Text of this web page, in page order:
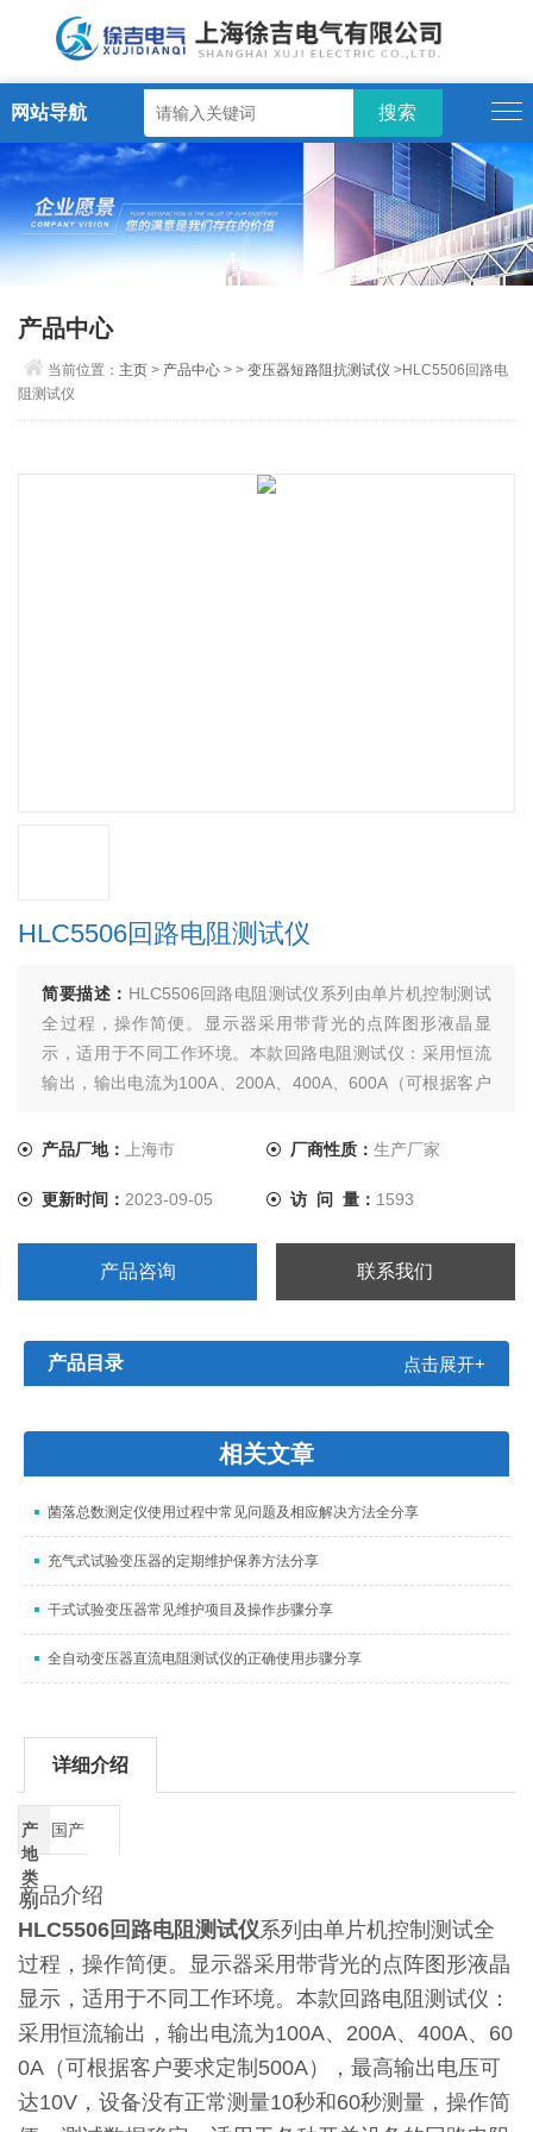
网站导航
产品中心
当前位置： 主页 > 产品中心 > >变压器短路阻抗测试仪 >HLC5506回路电
阻测试仪
HLC5506回路电阻测试仪
简要描述： HLC5506回路电阻测试仪系列由单片机控制测试
全过程，操作简便。显示器采用带背光的点阵图形液晶显
示，适用于不同工作环境。本款回路电阻测试仪：采用恒流
输出，输出电流为100A、200A、400A、600A（可根据客户
10秒和60秒测量，操作简便、测试数据稳定，适用于各种开
产品厂地：上海市 厂商性质： 生产厂家
更新时间：2023-09-05 访 问 量： 1593
产品咨询 联系我们
产品目录 点击展开+
相关文章
菌落总数测定仪使用过程中常见问题及相应解决方法全分享
充气式试验变压器的定期维护保养方法分享
干式试验变压器常见维护项目及操作步骤分享
全自动变压器直流电阻测试仪的正确使用步骤分享
详细介绍
产
地
类
别
国产
产品介绍
HLC5506回路电阻测试仪系列由单片机控制测试全
过程，操作简便。显示器采用带背光的点阵图形液晶
显示，适用于不同工作环境。本款回路电阻测试仪：
采用恒流输出，输出电流为100A、200A、400A、60
0A（可根据客户要求定制500A），最高输出电压可
达10V，设备没有正常测量10秒和60秒测量，操作简